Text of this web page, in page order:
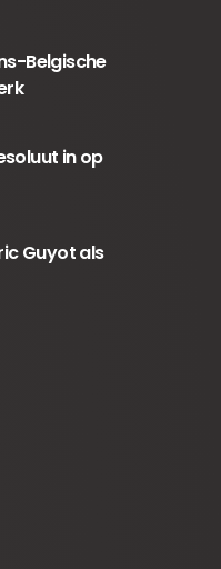
Belgische
in op
Guyot als